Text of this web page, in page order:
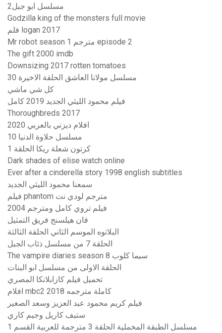
مسلسل ابو جبل2
Godzilla king of the monsters full movie
فلم logan 2017
Mr robot season 1 مترجم episode 2
The gift 2000 imdb
Downsizing 2017 rotten tomatoes
مسلسل مولانا العاشق الحلقة الاخيرة 30
كل شي ماشي
فيلم محمود الليثي الجديد 2019 كامل
Thoroughbreds 2017
افلام ديزني بالعربي 2020
مسلسل حلاوة الدنيا 10
كرتون شعلة ريكا الحلقة 1
Dark shades of elise watch online
Ever after a cinderella story 1998 english subtitles
سمعنا محمود الليثي الجديد
فيلم phantom مترجم لودي نت
فيلم تروي كامل ومترجم 2004
فان هيلسنج فريق التمثيل
البلاتوه الموسم الثاني الحلقة الثالثة
الحلقة 7 من مسلسل ذئاب الجبل
The vampire diaries season 8 سيما كلوب
الحلقة الاولى من مسلسل ابو البنات
تحميل فيلم كازابلانكا المصري
افلام mbc2 كاملة مترجمه 2018
فيلم كريم محمود عبد العزيز وسعد الصغير
ستيف كاريل وجيم كاري
مسلسل الطبقة المخملية الحلقة 3 مترجمة للعربية القسم 1